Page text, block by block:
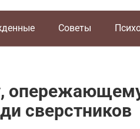
Советы
сверстников